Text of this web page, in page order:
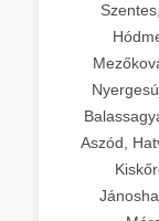
Aszód,